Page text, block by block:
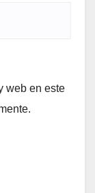
web en este